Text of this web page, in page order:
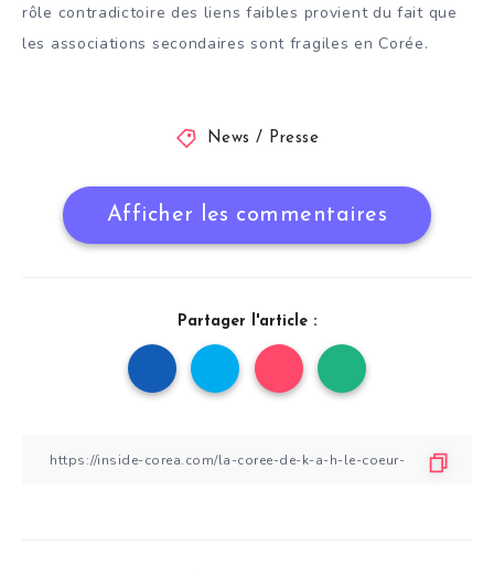
rôle contradictoire des liens faibles provient du fait que
les associations secondaires sont fragiles en Corée.
News / Presse
Afficher les commentaires
Partager l'article :